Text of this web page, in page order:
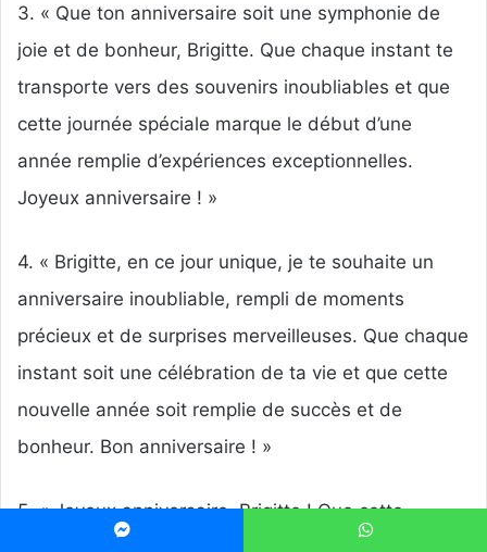
3. « Que ton anniversaire soit une symphonie de
joie et de bonheur, Brigitte. Que chaque instant te
transporte vers des souvenirs inoubliables et que
cette journée spéciale marque le début d’une
année remplie d’expériences exceptionnelles.
Joyeux anniversaire ! »
4. « Brigitte, en ce jour unique, je te souhaite un
anniversaire inoubliable, rempli de moments
précieux et de surprises merveilleuses. Que chaque
instant soit une célébration de ta vie et que cette
nouvelle année soit remplie de succès et de
bonheur. Bon anniversaire ! »
5. « Joyeux anniversaire, Brigitte ! Que cette